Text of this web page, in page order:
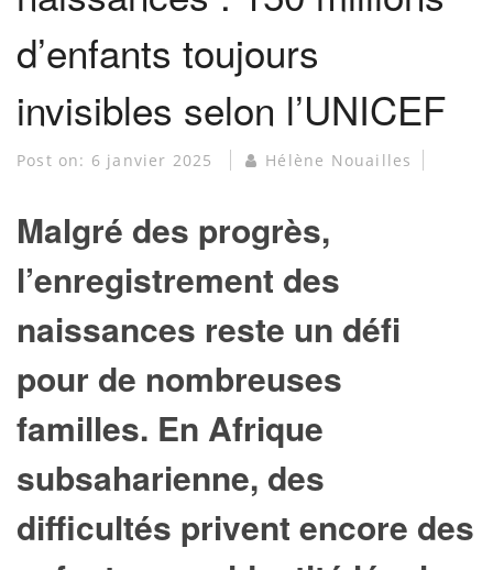
d’enfants toujours
invisibles selon l’UNICEF
Post on: 6 janvier 2025 Hélène Nouailles
Malgré des progrès,
l’enregistrement des
naissances reste un défi
pour de nombreuses
familles. En Afrique
subsaharienne, des
difficultés privent encore des